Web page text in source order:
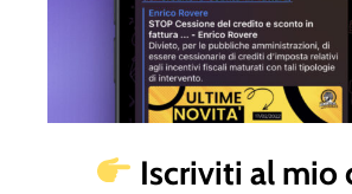
Iscriviti al mio